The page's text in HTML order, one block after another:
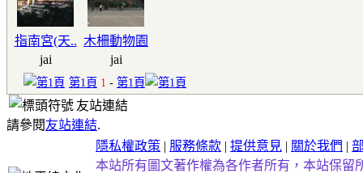
指南宮(天..
jai
木柵動物園
jai
第1頁 1 - 第1頁
友站連結
請參閱友站連結.
隱私權政策 | 服務條款 | 提供意見 | 關於我們 |
本站所有圖文著作權為各作者所有，本站保留